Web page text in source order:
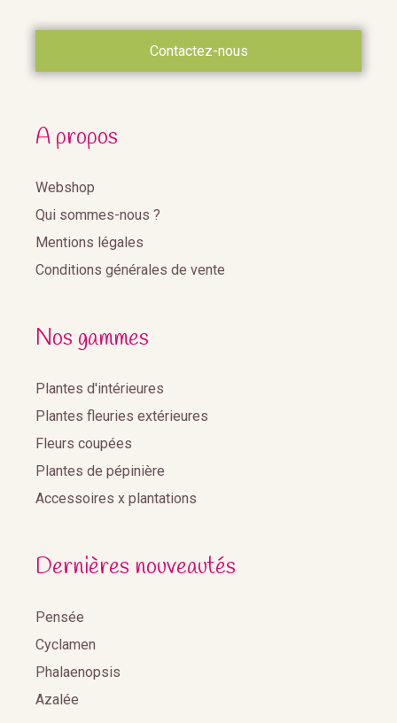
Contactez-nous
A propos
Webshop
Qui sommes-nous ?
Mentions légales
Conditions générales de vente
Nos gammes
Plantes d'intérieures
Plantes fleuries extérieures
Fleurs coupées
Plantes de pépinière
Accessoires x plantations
Dernières nouveautés
Pensée
Cyclamen
Phalaenopsis
Azalée